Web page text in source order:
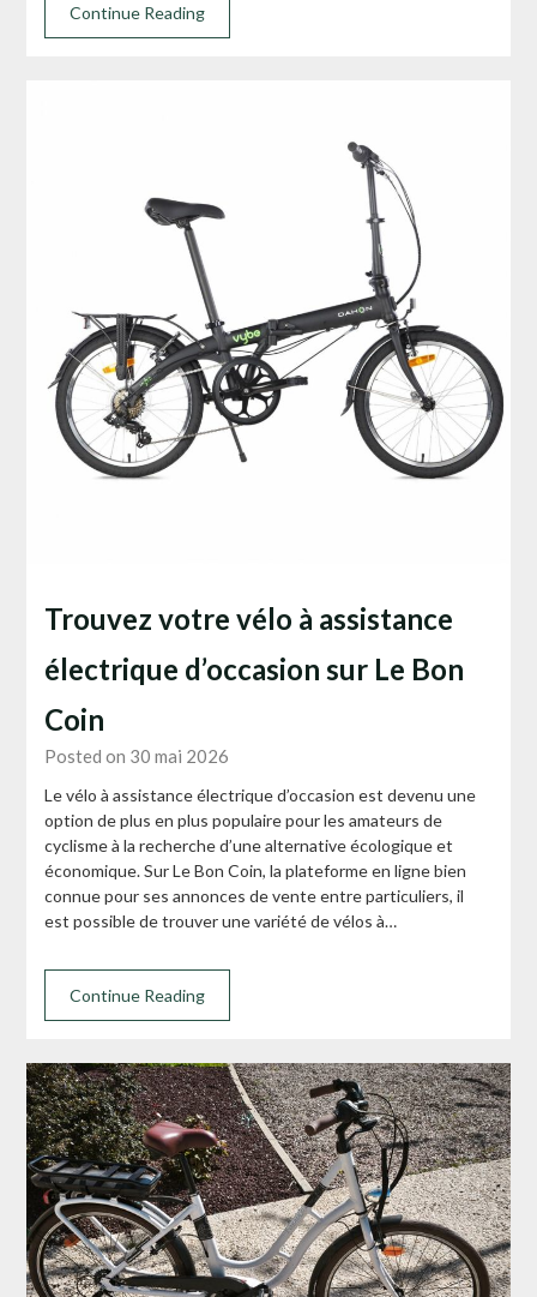
Continue Reading
Trouvez votre vélo à assistance
électrique d’occasion sur Le Bon
Coin
Posted on 30 mai 2026
Le vélo à assistance électrique d’occasion est devenu une
option de plus en plus populaire pour les amateurs de
cyclisme à la recherche d’une alternative écologique et
économique. Sur Le Bon Coin, la plateforme en ligne bien
connue pour ses annonces de vente entre particuliers, il
est possible de trouver une variété de vélos à…
Continue Reading